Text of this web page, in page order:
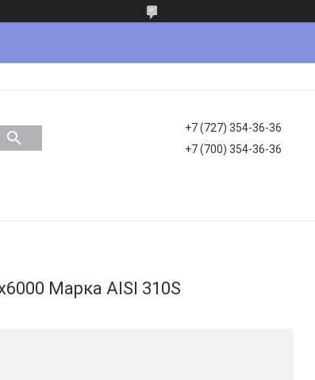
+7 (727) 354-36-36
+7 (700) 354-36-36
Марка AISI 310S